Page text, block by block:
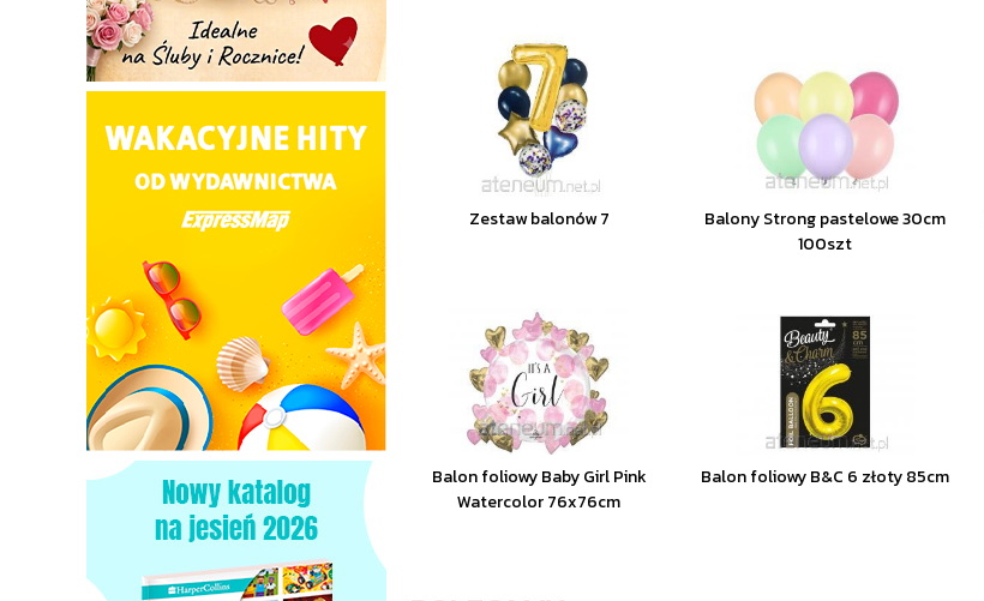
Zestaw balonów 7
Balony Strong pastelowe 30cm
100szt
Balon foliowy Baby Girl Pink
Watercolor 76x76cm
Balon foliowy B&C 6 złoty 85cm